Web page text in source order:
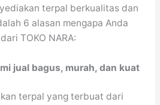
terpal berkualitas dan
6 alasan mengapa Anda
TOKO NARA:
jual bagus, murah, dan kuat
terpal yang terbuat dari